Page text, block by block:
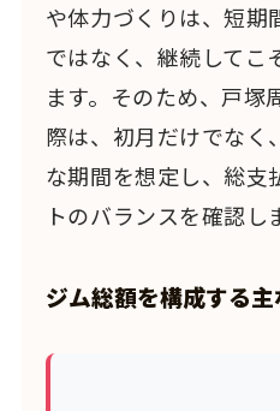
や体力づくりは、短期
ではなく、継続してこ
ます。そのため、戸塚
際は、初月だけでなく
な期間を想定し、総支
トのバランスを確認し
ジム総額を構成する